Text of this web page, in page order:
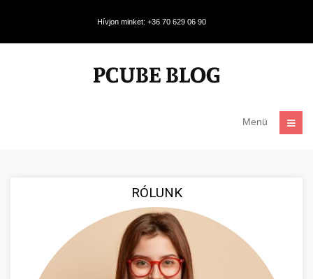
Hívjon minket: +36 70 629 06 90
Menü
RÓLUNK